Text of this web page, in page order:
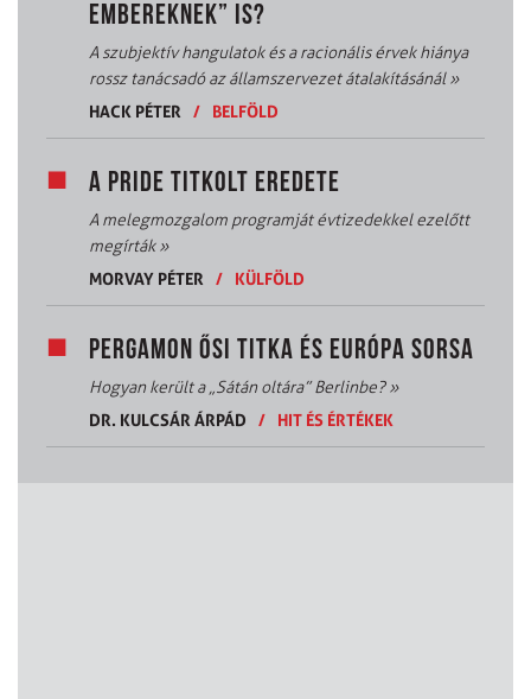
EMBEREKNEK” IS?
A szubjektív hangulatok és a racionális érvek hiánya
rossz tanácsadó az államszervezet átalakításánál»
HACK PÉTER
/ BELFÖLD
A PRIDE TITKOLT EREDETE
A melegmozgalom programját évtizedekkel ezelőtt
megírták»
MORVAY PÉTER
/ KÜLFÖLD
PERGAMON ŐSI TITKA ÉS EURÓPA SORSA
Hogyan került a „Sátán oltára” Berlinbe?»
DR. KULCSÁR ÁRPÁD
/ HIT ÉS ÉRTÉKEK